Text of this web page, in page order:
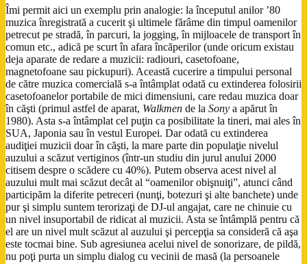
Îmi permit aici un exemplu prin analogie: la începutul anilor ’80
muzica înregistrată a cucerit şi ultimele fărâme din timpul oamenilor
petrecut pe stradă, în parcuri, la jogging, în mijloacele de transport în
comun etc., adică pe scurt în afara încăperilor (unde oricum existau
deja aparate de redare a muzicii: radiouri, casetofoane,
magnetofoane sau pickupuri). Această cucerire a timpului personal
de către muzica comercială s-a întâmplat odată cu extinderea folosirii
casetofoanelor portabile de mici dimensiuni, care redau muzica doar
în căşti (primul astfel de aparat, Walkmen de la Sony a apărut în
1980). Asta s-a întâmplat cel puţin ca posibilitate la tineri, mai ales în
SUA, Japonia sau în vestul Europei. Dar odată cu extinderea
audiţiei muzicii doar în căşti, la mare parte din populaţie nivelul
auzului a scăzut vertiginos (într-un studiu din jurul anului 2000
citisem despre o scădere cu 40%). Putem observa acest nivel al
auzului mult mai scăzut decât al “oamenilor obişnuiţi”, atunci când
participăm la diferite petreceri (nunţi, botezuri şi alte banchete) unde
pur şi simplu suntem terorizaţi de DJ-ul angajat, care ne chinuie cu
un nivel insuportabil de ridicat al muzicii. Asta se întâmplă pentru că
el are un nivel mult scăzut al auzului şi percepţia sa consideră că aşa
este tocmai bine. Sub agresiunea acelui nivel de sonorizare, de pildă,
nu poţi purta un simplu dialog cu vecinii de masă (la persoanele